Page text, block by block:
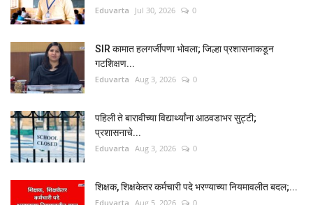
Eduvarta Jul 30, 2026 0
SIR कामात हलगर्जीपणा भोवला; जिल्हा प्रशासनाकडून
गटशिक्षण...
Eduvarta Aug 3, 2026 0
पहिली ते बारावीच्या विद्यार्थ्यांना आठवडाभर सुट्टी;
प्रशासनाचे...
Eduvarta Aug 3, 2026 0
शिक्षक, शिक्षकेतर कर्मचारी पदे भरण्याच्या नियमावलीत बदल;...
Eduvarta Aug 5, 2026 0